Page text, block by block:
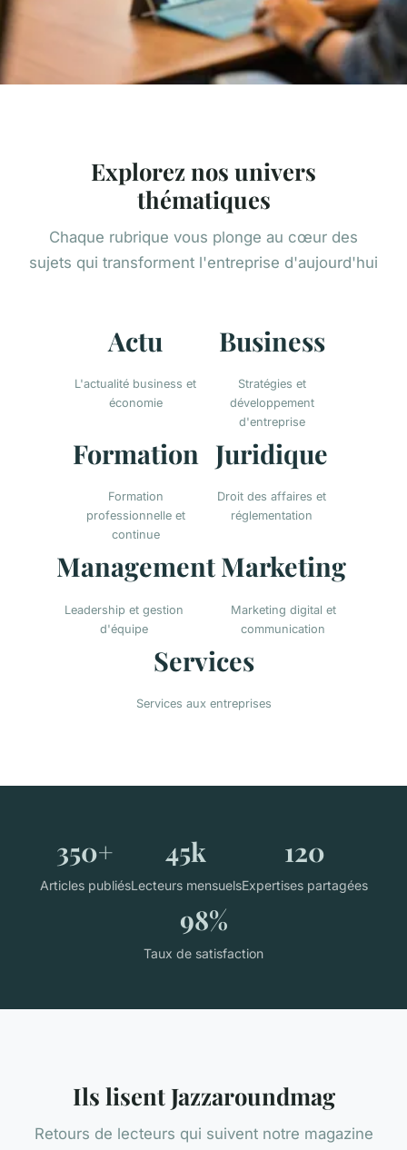
Explorez nos univers
thématiques
Chaque rubrique vous plonge au cœur des
sujets qui transforment l'entreprise d'aujourd'hui
Actu
L'actualité business et
économie
Business
Stratégies et
développement
d'entreprise
Formation
Formation
professionnelle et
continue
Juridique
Droit des affaires et
réglementation
Management
Leadership et gestion
d'équipe
Marketing
Marketing digital et
communication
Services
Services aux entreprises
350+
Articles publiés
45k
Lecteurs mensuels
120
Expertises partagées
98%
Taux de satisfaction
Ils lisent Jazzaroundmag
Retours de lecteurs qui suivent notre magazine